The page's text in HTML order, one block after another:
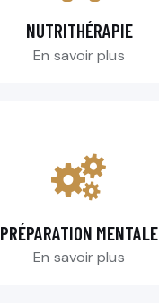
NUTRITHÉRAPIE
En savoir plus
PRÉPARATION MENTALE
En savoir plus